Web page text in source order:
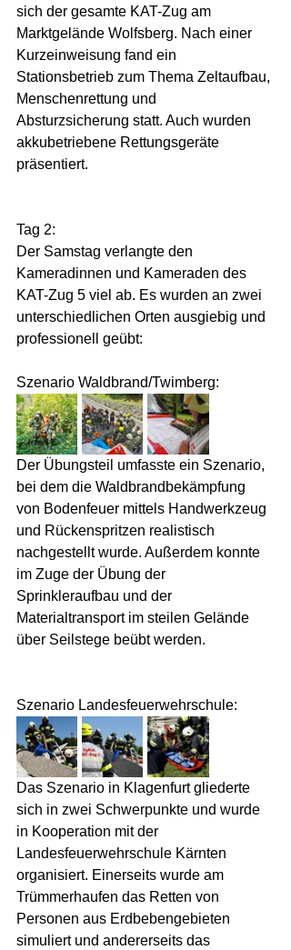
sich der gesamte KAT-Zug am
Marktgelände Wolfsberg. Nach einer
Kurzeinweisung fand ein
Stationsbetrieb zum Thema Zeltaufbau,
Menschenrettung und
Absturzsicherung statt. Auch wurden
akkubetriebene Rettungsgeräte
präsentiert.
Tag 2:
Der Samstag verlangte den
Kameradinnen und Kameraden des
KAT-Zug 5 viel ab. Es wurden an zwei
unterschiedlichen Orten ausgiebig und
professionell geübt:
Szenario Waldbrand/Twimberg:
Der Übungsteil umfasste ein Szenario,
bei dem die Waldbrandbekämpfung
von Bodenfeuer mittels Handwerkzeug
und Rückenspritzen realistisch
nachgestellt wurde. Außerdem konnte
im Zuge der Übung der
Sprinkleraufbau und der
Materialtransport im steilen Gelände
über Seilstege beübt werden.
Szenario Landesfeuerwehrschule:
Das Szenario in Klagenfurt gliederte
sich in zwei Schwerpunkte und wurde
in Kooperation mit der
Landesfeuerwehrschule Kärnten
organisiert. Einerseits wurde am
Trümmerhaufen das Retten von
Personen aus Erdbebengebieten
simuliert und andererseits das